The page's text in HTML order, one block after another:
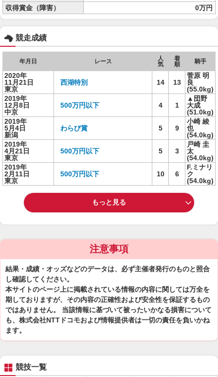
収得賞金（障害）
0万円
競走成績
年月日 レース
人
気
着
順
騎手
2020年
11月21日
東京
西湖特別 14 13
菅原 明
良
(55.0kg)
2019年
12月8日
中京
500万円以下 4 1
▲団野
大成
(51.0kg)
2019年
5月4日
新潟
わらび賞 5 9
小崎 綾
也
(54.0kg)
2019年
4月21日
東京
500万円以下 5 3
戸崎 圭
太
(54.0kg)
2019年
2月11日
東京
500万円以下 10 6
F.ミナリ
ク
(54.0kg)
もっと見る
注意事項
結果・成績・オッズなどのデータは、必ず主催者発行のものと照合
し確認してください。
本サイトのページ上に掲載されている情報の内容に関しては万全を
期しておりますが、その内容の正確性および安全性を保証するもの
ではありません。 当該情報に基づいて被ったいかなる損害について
も、株式会社NTTドコモおよび情報提供者は一切の責任を負いかね
ます。
競技一覧